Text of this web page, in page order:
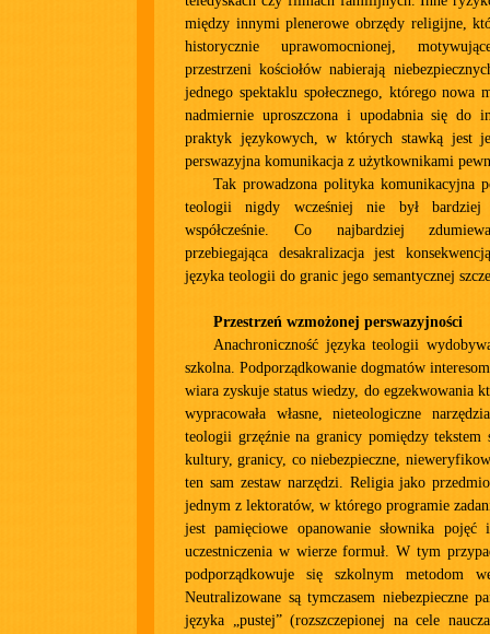
między innymi plenerowe obrzędy religijne,
historycznie uprawomocnionej,
przestrzeni kościołów nabierają
jednego spektaklu społecznego, którego nowa
nadmiernie uproszczona i upodabnia się do
praktyk językowych, w których stawką jest
perswazyjna komunikacja z użytkownikami
Tak prowadzona polityka komunikacyjna
teologii nigdy wcześniej nie był bardziej
współcześnie. Co najbardziej
przebiegająca desakralizacja jest
języka teologii do granic jego semantycznej
Przestrzeń wzmożonej perswazyjności
Anachroniczność języka teologii
szkolna. Podporządkowanie dogmatów
wiara zyskuje status wiedzy, do egzekwowania
wypracowała własne, nieteologiczne
teologii grzęźnie na granicy pomiędzy tekstem
kultury, granicy, co niebezpieczne,
ten sam zestaw narzędzi. Religia jako
jednym z lektoratów, w którego programie
jest pamięciowe opanowanie słownika pojęć
uczestniczenia w wierze formuł. W tym
podporządkowuje się szkolnym metodom
Neutralizowane są tymczasem niebezpieczne
języka „pustej” (rozszczepionej na cele